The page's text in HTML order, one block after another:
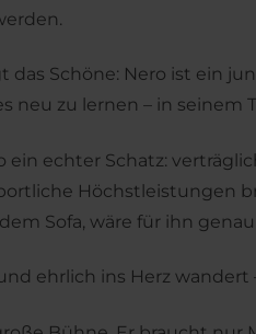
das Schöne: Nero ist ein
neu zu lernen – in
ein echter Schatz:
Höchstleistungen
Sofa, wäre für ihn genau
ehrlich ins Herz